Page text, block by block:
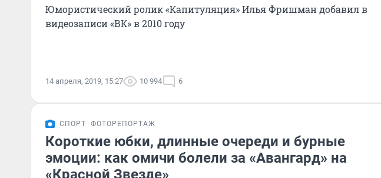
Юмористический ролик «Капитуляция» Илья Фришман добавил в
видеозаписи «ВК» в 2010 году
14 апреля, 2019, 15:27 10 994 6
СПОРТ ФОТОРЕПОРТАЖ
Короткие юбки, длинные очереди и бурные
эмоции: как омичи болели за «Авангард» на
«Красной Звезде»